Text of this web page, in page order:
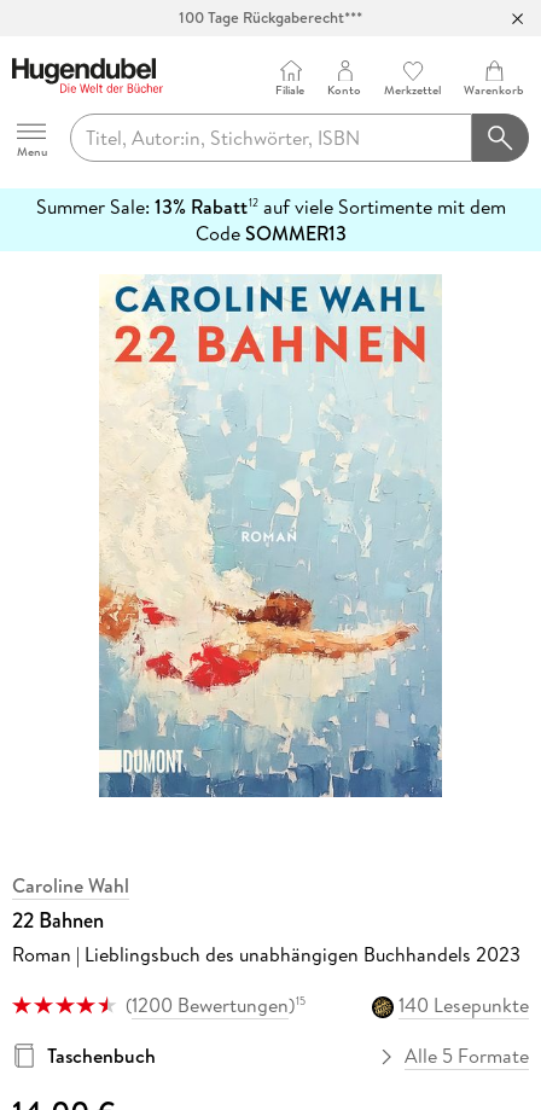
100 Tage Rückgaberecht***
Hugendubel
Menu
Filiale Konto Merkzettel Warenkorb
Summer Sale: 13% Rabatt12auf viele Sortimente mit dem
CodeSOMMER13
erfahren
Caroline Wahl
22 Bahnen
Roman | Lieblingsbuch des unabhängigen Buchhandels 2023
(1200 Bewertungen)15
140 Lesepunkte
Taschenbuch
Alle 5 Formate